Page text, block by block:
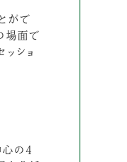
がで
場面で
ショ
心の4